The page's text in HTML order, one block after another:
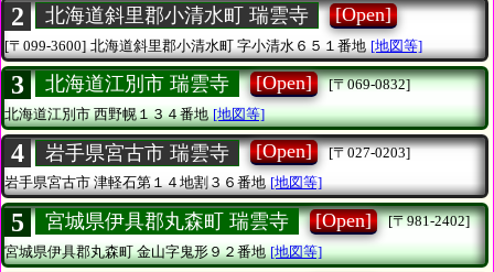
2 北海道斜里郡小清水町 瑞雲寺 [Open]
[〒099-3600] 北海道斜里郡小清水町 字小清水６５１番地 [地図等]
3 北海道江別市 瑞雲寺 [Open]
[〒069-0832]
北海道江別市西野幌１３４番地 [地図等]
4 岩手県宮古市 瑞雲寺 [Open]
[〒027-0203]
岩手県宮古市津軽石第１４地割３６番地 [地図等]
5 宮城県伊具郡丸森町 瑞雲寺 [Open]
[〒981-2402]
宮城県伊具郡丸森町金山字鬼形９２番地 [地図等]